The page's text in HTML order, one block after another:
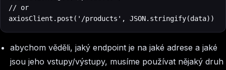
// or
abychom věděli, jaký endpoint je na jaké adrese a jaké
jsou jeho vstupy/výstupy, musíme používat nějaký druh